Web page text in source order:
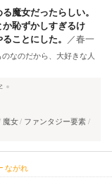
魔女だったらしい。
恥ずかしすぎるけ
ことにした。 ／春一
なのだから、大好きな人
魔女 ファンタジー要素
ながれ